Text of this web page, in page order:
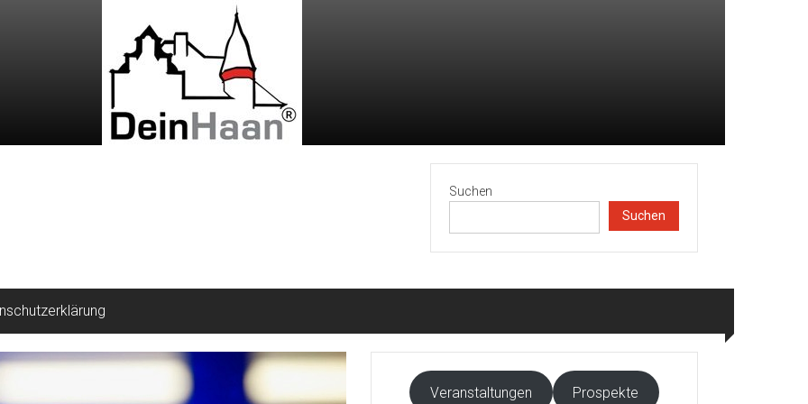
Suchen
Suchen
Veranstaltungen Prospekte